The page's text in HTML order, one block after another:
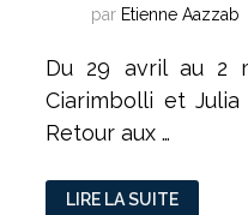
par Etienne Aazzab
Du 29 avril au 2
Ciarimbolli et
Retour aux …
THÉÂTRE
:LIRE LA SUITE